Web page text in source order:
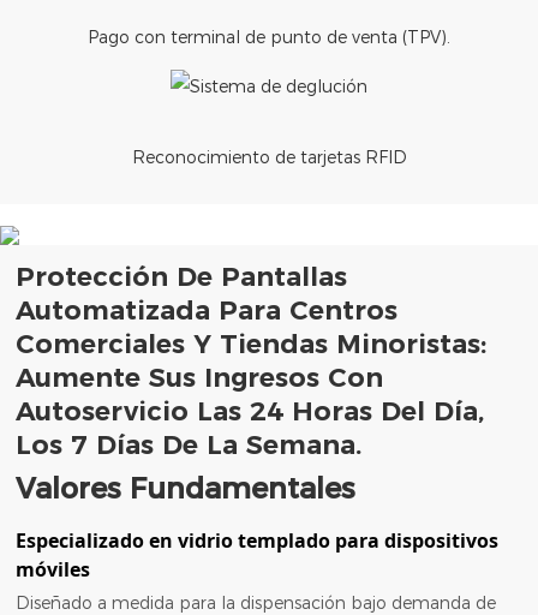
Pago con terminal de punto de venta (TPV).
Reconocimiento de tarjetas RFID
Protección De Pantallas
Automatizada Para Centros
Comerciales Y Tiendas Minoristas:
Aumente Sus Ingresos Con
Autoservicio Las 24 Horas Del Día,
Los 7 Días De La Semana.
Valores Fundamentales
Especializado en vidrio templado para dispositivos
móviles
Diseñado a medida para la dispensación bajo demanda de